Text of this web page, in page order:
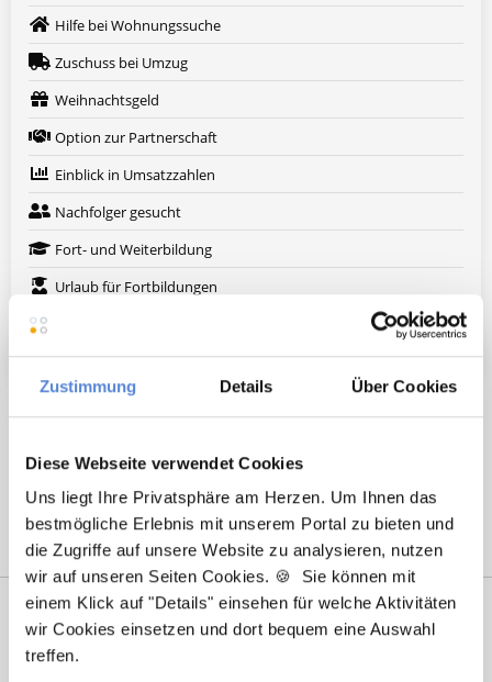
Zustimmung Details Über Cookies
Diese Webseite verwendet Cookies
Uns liegt Ihre Privatsphäre am Herzen. Um Ihnen das
bestmögliche Erlebnis mit unserem Portal zu bieten und
die Zugriffe auf unsere Website zu analysieren, nutzen
wir auf unseren Seiten Cookies. 🍪 Sie können mit
einem Klick auf "Details" einsehen für welche Aktivitäten
wir Cookies einsetzen und dort bequem eine Auswahl
treffen.
Hilfe bei Wohnungssuche
Zuschuss bei Umzug
Weihnachtsgeld
Option zur Partnerschaft
Einblick in Umsatzzahlen
Nachfolger gesucht
Fort- und Weiterbildung
Urlaub für Fortbildungen